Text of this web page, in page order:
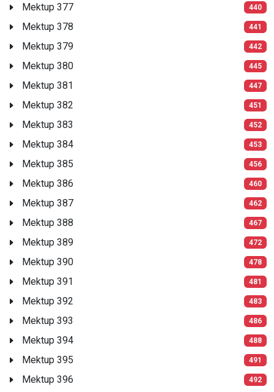
Mektup 377 440
Mektup 378 441
Mektup 379 442
Mektup 380 445
Mektup 381 447
Mektup 382 451
Mektup 383 452
Mektup 384 453
Mektup 385 456
Mektup 386 460
Mektup 387 462
Mektup 388 467
Mektup 389 472
Mektup 390 478
Mektup 391 481
Mektup 392 483
Mektup 393 486
Mektup 394 488
Mektup 395 491
Mektup 396 492